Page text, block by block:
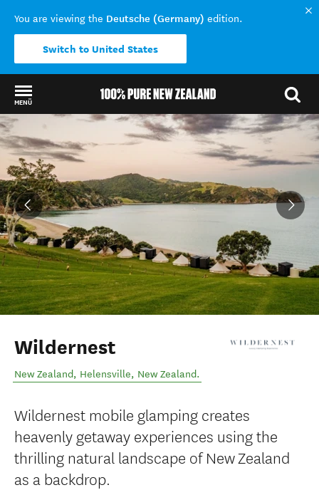
You are viewing the Deutsche (Germany) edition.
Switch to United States
MENÜ
Back to my results
Wildernest
New Zealand, Helensville, New Zealand.
Wildernest mobile glamping creates
heavenly getaway experiences using the
thrilling natural landscape of New Zealand
as a backdrop.